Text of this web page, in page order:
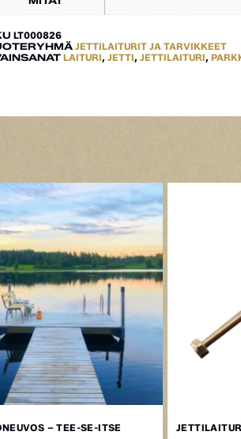
LT000826
JETTILAITURIT JA TARVIKKEET
LAITURI, JETTI, JETTILAITURI,
– TEE-SE-ITSE